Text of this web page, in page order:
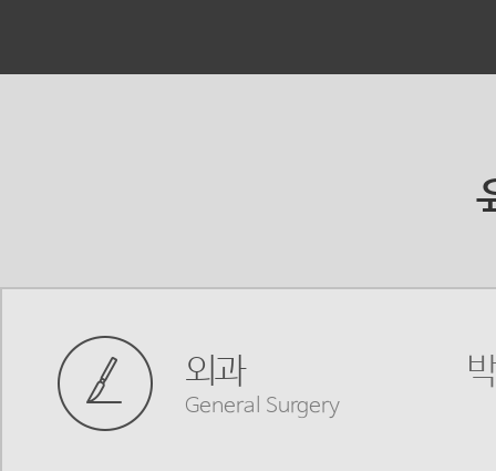
외과
General Surgery